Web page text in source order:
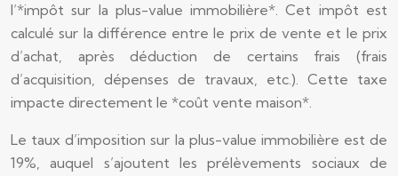
l’*impôt sur la plus-value immobilière*. Cet impôt est
calculé sur la différence entre le prix de vente et le prix
d’achat, après déduction de certains frais (frais
d’acquisition, dépenses de travaux, etc.). Cette taxe
impacte directement le *coût vente maison*.
Le taux d’imposition sur la plus-value immobilière est de
19%, auquel s’ajoutent les prélèvements sociaux de